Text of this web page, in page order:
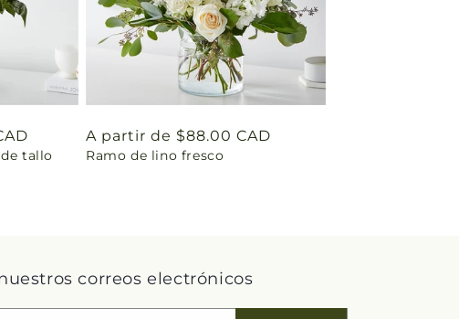
tallo
Precio
habitual
A partir de $88.00 CAD
Ramo de lino fresco
correos electrónicos